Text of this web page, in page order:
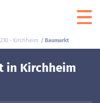
- Kirchheim Baumarkt
in Kirchheim